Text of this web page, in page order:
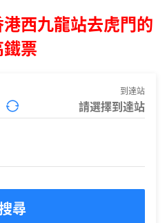
西九龍站去虎門的
鐵票
到達站
尋